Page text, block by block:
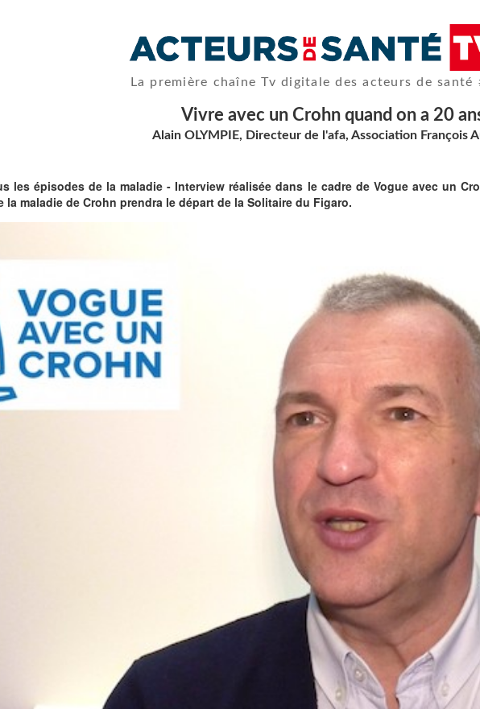
La première chaîne Tv digitale des acteurs de santé
Vivre avec un Crohn quand on a 20
Alain OLYMPIE, Directeur de l'afa, Association François
les épisodes de la maladie - Interview réalisée dans le cadre de Vogue avec un
maladie de Crohn prendra le départ de la Solitaire du Figaro.